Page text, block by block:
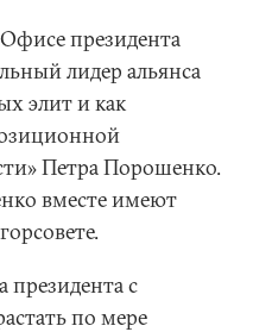
президента
лидер альянса
элит и как
Петра Порошенко.
вместе имеют
с
по мере